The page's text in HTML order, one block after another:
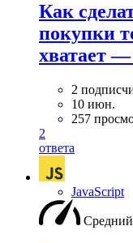
Как
покупки
хватает
2
10 июн.
257
2
ответа
JavaScript
Средний